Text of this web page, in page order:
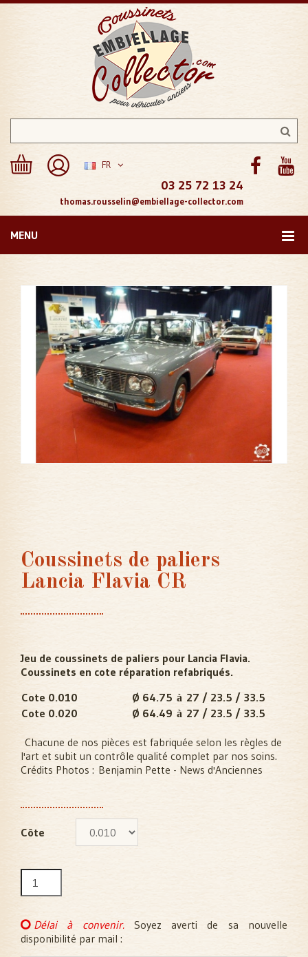
FR
03 25 72 13 24
thomas.rousselin@embiellage-collector.com
MENU
Coussinets de paliers
Lancia Flavia CR
Jeu de coussinets de paliers pour Lancia Flavia.
Coussinets en cote réparation refabriqués.
Cote 0.010
Ø 64.75 à 27 / 23.5 / 33.5
Cote 0.020
Ø 64.49 à 27 / 23.5 / 33.5
Chacune de nos pièces est fabriquée selon les règles de
l'art et subit un contrôle qualité complet par nos soins.
Crédits Photos : Benjamin Pette - News d'Anciennes
Côte
Délai à convenir.Soyez averti de sa nouvelle
disponibilité par mail :